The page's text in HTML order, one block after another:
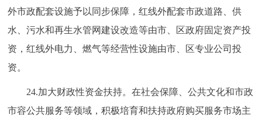
外市政配套设施予以同步保障，红线外配套市政道路、供
水、污水和再生水管网建设改造等由市、区政府固定资产投
资，红线外电力、燃气等经营性设施由市、区专业公司投
资。
24.加大财政性资金扶持。在社会保障、公共文化和市政
市容公共服务等领域，积极培育和扶持政府购买服务市场主